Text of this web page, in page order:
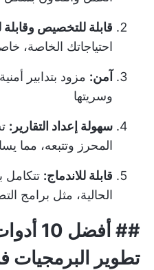
قابلة للتخصيص وقابلة
احتياجاتك الخاصة،
آمن: مزود بتدابير
وسريتها
سهولة إعداد التقارير:
المحرز وتتبعه، مما
قابلة للاندماج: تتكامل
الحالية، مثل برامج
##
تطوير البرمجيات في